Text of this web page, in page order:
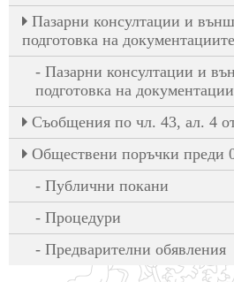
Пазарни консултации и
подготовка на документациите
Пазарни консултации и
подготовка на
Съобщения по чл. 43, ал. 4
Обществени поръчки преди
Публични покани
Процедури
Предварителни обявления